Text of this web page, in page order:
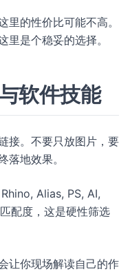
的性价比可能不高。
里是个稳妥的选择。
软件技能
接。不要只放图片，要
落地效果。
Alias, PS, AI,
配度，这是硬性筛选
让你现场解读自己的作